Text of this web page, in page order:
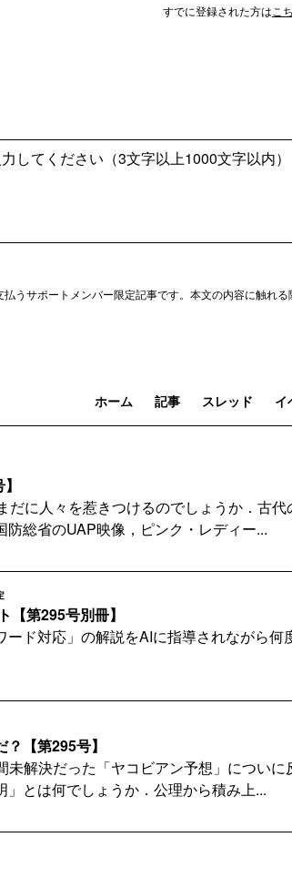
すでに登録された方は こ
払うサポートメンバー限定記事です。本文の内容に触れる
ホーム 記事 スレッド イ
だに人々を惹きつけるのでしょうか．古
防総省のUAP映像，ピンク・レディー...
第295号別冊】
ード対応」の解説をAIに指導されながら何
【第295号】
未解決だった「ヤコビアン予想」についに
」とは何でしょうか．公理から積み上...